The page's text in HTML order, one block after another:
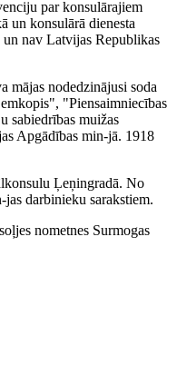
par konsulārajiem
un konsulārā dienesta
nav Latvijas Republikas
mājas nodedzinājusi soda
"Piensaimniecības
sabiedrības muižas
Apgādības min-jā. 1918
Ļeņingradā. No
darbinieku sarakstiem.
nometnes Surmogas